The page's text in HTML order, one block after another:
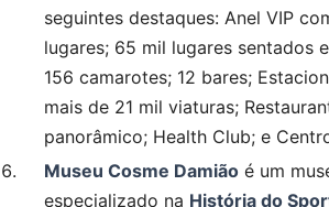
seguintes destaques: Anel VIP
lugares; 65 mil lugares sentados
156 camarotes; 12 bares;
mais de 21 mil viaturas;
panorâmico; Health Club; e
Museu Cosme Damião é um
especializado na História do